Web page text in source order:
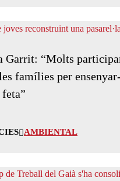
Garrit: “Molts
famílies per
AMBIENTAL